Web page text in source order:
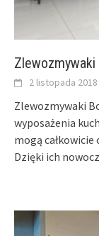
2 listopada 2018
Zlewozmywaki
wyposażenia
mogą
Dzięki ich